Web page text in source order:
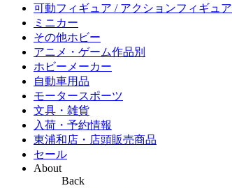
可動フィギュア / アクションフィギュア
ミニカー
その他ホビー
アニメ・ゲーム作品別
ホビーメーカー
自動車用品
モータースポーツ
文具・雑貨
入荷・予約情報
東浦和店・店頭販売商品
セール
About
Back